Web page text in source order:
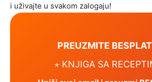
i uživajte u svakom zalogaju!
PREUZMITE
⋆ KNJIGA SA